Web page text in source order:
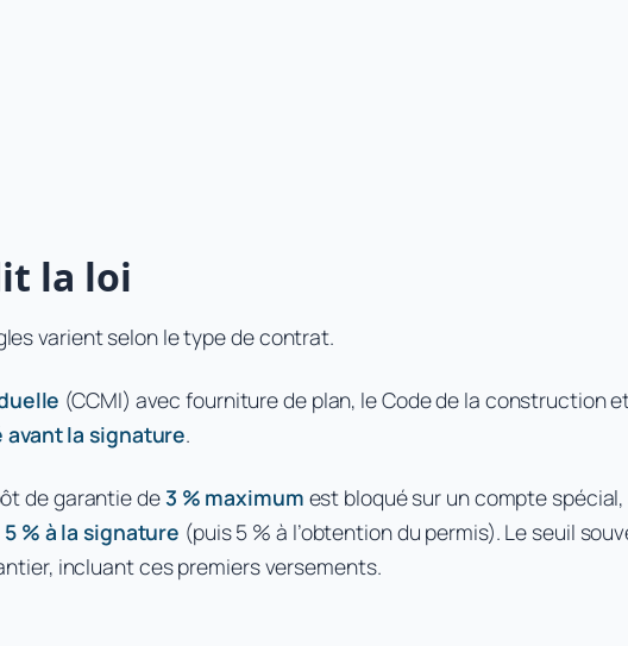
la loi
varient selon le type de contrat.
(CCMI) avec fourniture de plan, le Code de la construction
la signature.
de garantie de3 % maximum est bloqué sur un compte
5 % à la signature (puis 5 % à l’obtention du permis). Le seuil
incluant ces premiers versements.